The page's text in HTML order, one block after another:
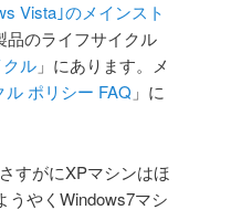
Vista｣のメインスト
品のライフサイクル
ル」にあります。メ
ル ポリシー FAQ 」に
すがにXPマシンはほ
うやくWindows7マシ